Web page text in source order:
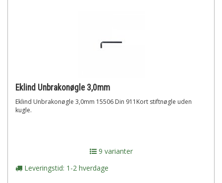
Eklind Unbrakonøgle 3,0mm
Eklind Unbrakonøgle 3,0mm 15506 Din 911Kort stiftnøgle uden
kugle.
9 varianter
Leveringstid: 1-2 hverdage